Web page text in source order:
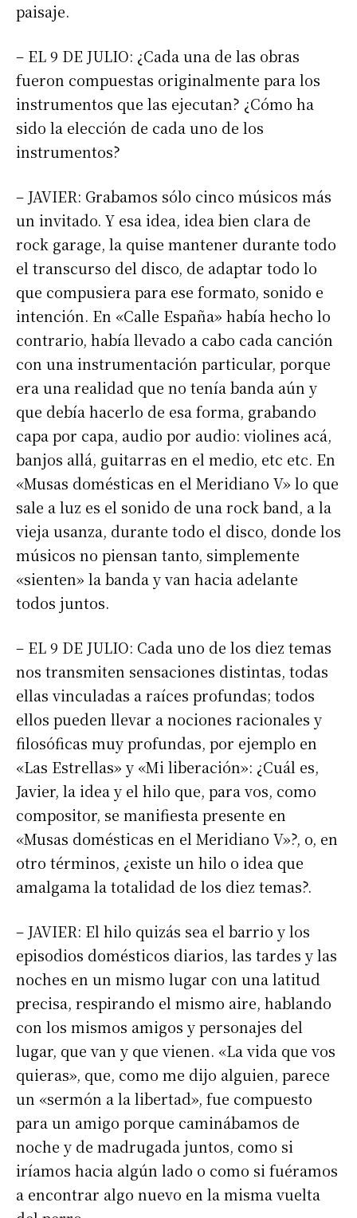
paisaje.
– EL 9 DE JULIO: ¿Cada una de las obras
fueron compuestas originalmente para los
instrumentos que las ejecutan? ¿Cómo ha
sido la elección de cada uno de los
instrumentos?
– JAVIER: Grabamos sólo cinco músicos más
un invitado. Y esa idea, idea bien clara de
rock garage, la quise mantener durante todo
el transcurso del disco, de adaptar todo lo
que compusiera para ese formato, sonido e
intención. En «Calle España» había hecho lo
contrario, había llevado a cabo cada canción
con una instrumentación particular, porque
era una realidad que no tenía banda aún y
que debía hacerlo de esa forma, grabando
capa por capa, audio por audio: violines acá,
banjos allá, guitarras en el medio, etc etc. En
«Musas domésticas en el Meridiano V» lo que
sale a luz es el sonido de una rock band, a la
vieja usanza, durante todo el disco, donde los
músicos no piensan tanto, simplemente
«sienten» la banda y van hacia adelante
todos juntos.
– EL 9 DE JULIO: Cada uno de los diez temas
nos transmiten sensaciones distintas, todas
ellas vinculadas a raíces profundas; todos
ellos pueden llevar a nociones racionales y
filosóficas muy profundas, por ejemplo en
«Las Estrellas» y «Mi liberación»: ¿Cuál es,
Javier, la idea y el hilo que, para vos, como
compositor, se manifiesta presente en
«Musas domésticas en el Meridiano V»?, o, en
otro términos, ¿existe un hilo o idea que
amalgama la totalidad de los diez temas?.
– JAVIER: El hilo quizás sea el barrio y los
episodios domésticos diarios, las tardes y las
noches en un mismo lugar con una latitud
precisa, respirando el mismo aire, hablando
con los mismos amigos y personajes del
lugar, que van y que vienen. «La vida que vos
quieras», que, como me dijo alguien, parece
un «sermón a la libertad», fue compuesto
para un amigo porque caminábamos de
noche y de madrugada juntos, como si
iríamos hacia algún lado o como si fuéramos
a encontrar algo nuevo en la misma vuelta